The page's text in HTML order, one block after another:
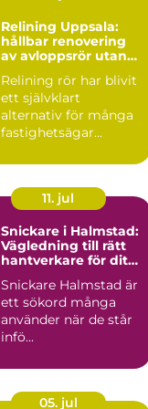
Relining Uppsala:
hållbar renovering
av avloppsrör utan
Relining rör har blivit
ett självklart
alternativ för många
fastighetsägar...
11. jul
Snickare i Halmstad:
Vägledning till rätt
hantverkare för ditt
Snickare Halmstad är
ett sökord många
använder när de står
infö...
05. jul